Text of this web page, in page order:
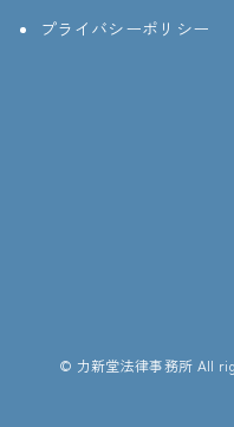
プライバシーポリシー
© 力新堂法律事務所 All